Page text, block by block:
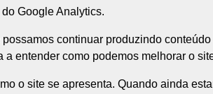
Google Analytics.
continuar produzindo
entender como podemos melhorar o
o site se apresenta. Quando ainda